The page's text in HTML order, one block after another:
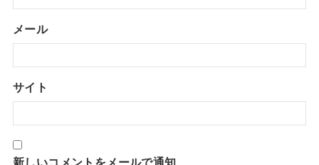
メール
サイト
新しいコメントをメールで通知